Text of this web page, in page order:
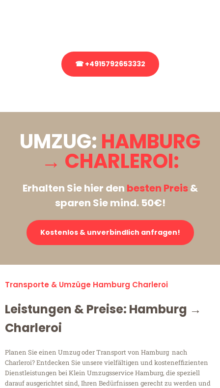
☎ +4915792653332
UMZUG: HAMBURG
→ CHARLEROI:
Erhalten Sie hier den besten Preis&
sparen Sie mind. 50€!
Kostenlos & unverbindlich anfragen!
Transporte & Umzüge Hamburg Charleroi
Leistungen & Preise: Hamburg →
Charleroi
Planen Sie einen Umzug oder Transport von Hamburg nach
Charleroi? Entdecken Sie unsere vielfältigen und kosteneffizienten
Dienstleistungen bei Klein Umzugsservice Hamburg, die speziell
darauf ausgerichtet sind, Ihren Bedürfnissen gerecht zu werden und